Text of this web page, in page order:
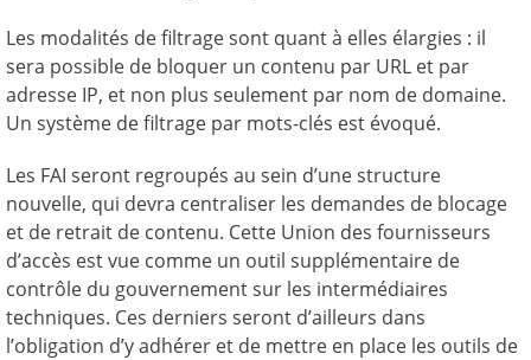
Les modalités de filtrage sont quant à elles élargies : il
sera possible de bloquer un contenu par URL et par
adresse IP, et non plus seulement par nom de domaine.
Un système de filtrage par mots-clés est évoqué.
Les FAI seront regroupés au sein d’une structure
nouvelle, qui devra centraliser les demandes de blocage
et de retrait de contenu. Cette Union des fournisseurs
d’accès est vue comme un outil supplémentaire de
contrôle du gouvernement sur les intermédiaires
techniques. Ces derniers seront d’ailleurs dans
l’obligation d’y adhérer et de mettre en place les outils de